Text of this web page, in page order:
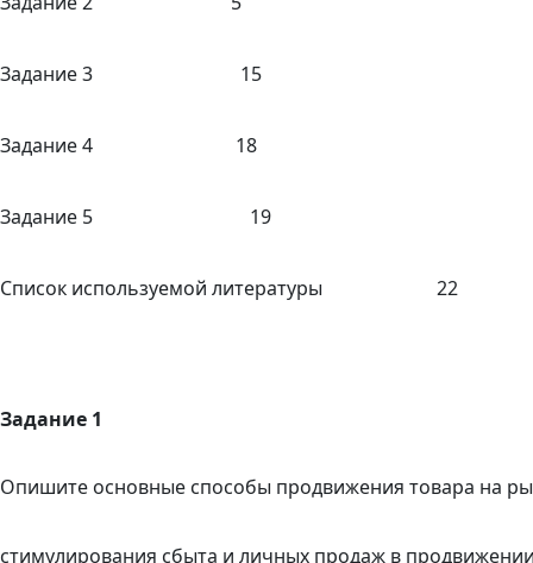
Задание 3 15
Задание 4 18
Задание 5 19
Список используемой литературы 22
Задание 1
Опишите основные способы продвижения товара на
стимулирования сбыта и личных продаж в